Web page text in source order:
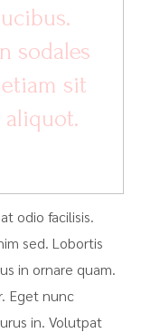
sodales
sit
aliquot.
odio facilisis.
sed. Lobortis
in ornare quam.
Eget nunc
in. Volutpat